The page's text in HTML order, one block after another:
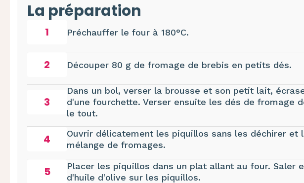
La préparation
1 Préchauffer le four à 180°C.
2 Découper 80 g de fromage de brebis en petits dés.
3
Dans un bol, verser la brousse et son petit lait,
d'une fourchette. Verser ensuite les dés de fromage
le tout.
4
Ouvrir délicatement les piquillos sans les déchirer et
mélange de fromages.
5
Placer les piquillos dans un plat allant au four. Saler
d'huile d'olive sur les piquillos.